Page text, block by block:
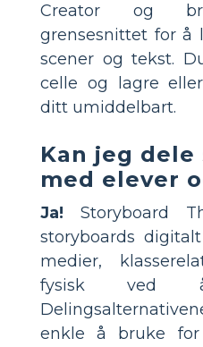
Creator og
grensesnittet for å
scener og tekst.
celle og lagre
ditt umiddelbart.
Kan jeg
med elever
Ja! Storyboard
storyboards
medier,
fysisk ved
enkle å bruke